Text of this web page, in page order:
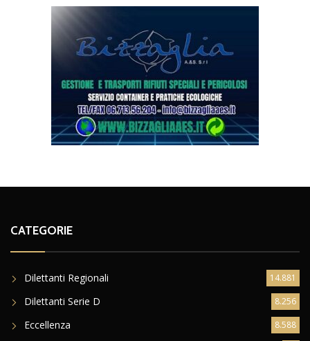
CATEGORIE
Dilettanti Regionali 14.881
Dilettanti Serie D 8.256
Eccellenza 8.588